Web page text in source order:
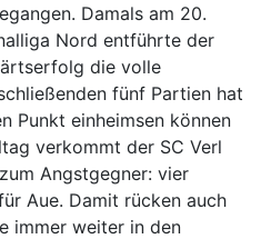
Damals am 20.
Nord entführte der
die volle
fünf Partien hat
Punkt einheimsen können
verkommt der SC Verl
Angstgegner: vier
Aue. Damit rücken auch
immer weiter in den